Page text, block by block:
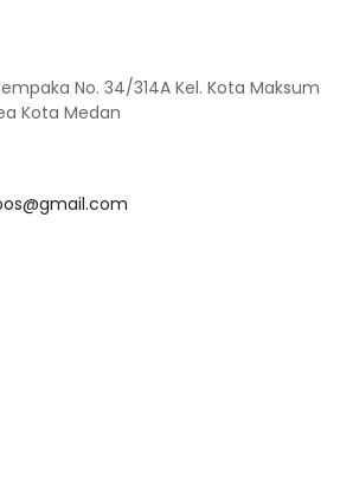
No. 34/314A Kel. Kota Maksum
Kota Medan